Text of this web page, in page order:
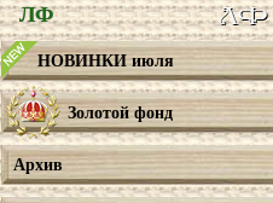
ЛФ
НОВИНКИ июля
Золотой фонд
Архив